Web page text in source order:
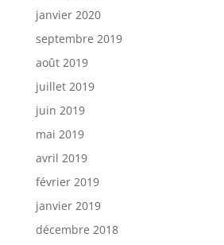
janvier 2020
septembre 2019
août 2019
juillet 2019
juin 2019
mai 2019
avril 2019
février 2019
janvier 2019
décembre 2018